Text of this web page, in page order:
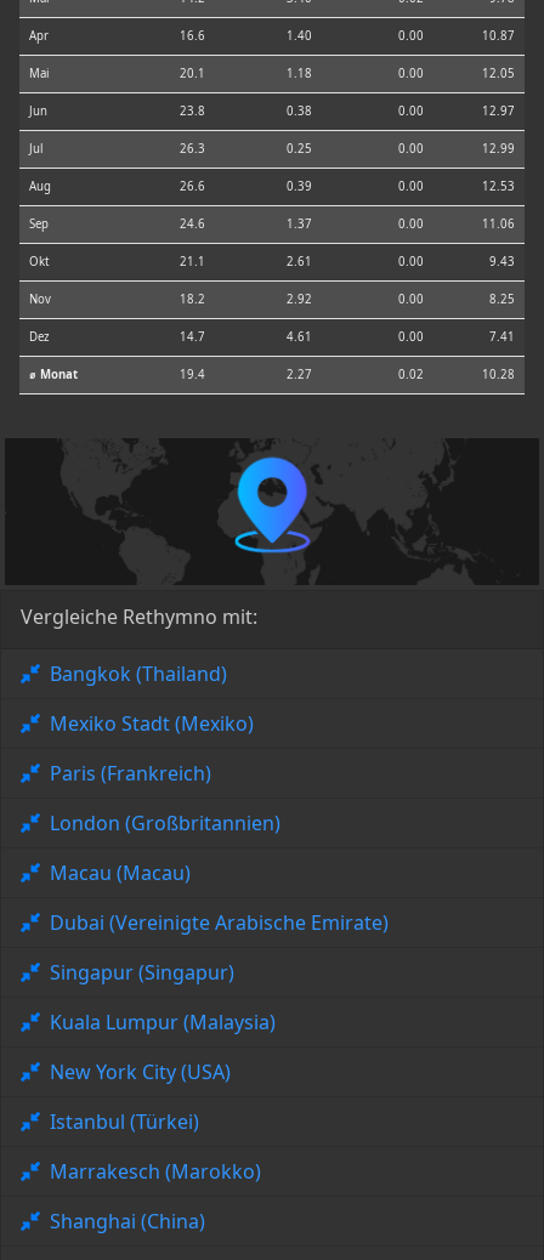
Apr 16.6 1.40 0.00 10.87
Mai 20.1 1.18 0.00 12.05
Jun 23.8 0.38 0.00 12.97
Jul 26.3 0.25 0.00 12.99
Aug 26.6 0.39 0.00 12.53
Sep 24.6 1.37 0.00 11.06
Okt 21.1 2.61 0.00 9.43
Nov 18.2 2.92 0.00 8.25
Dez 14.7 4.61 0.00 7.41
⌀ Monat 19.4 2.27 0.02 10.28
Vergleiche Rethymno mit:
Bangkok (Thailand)
Mexiko Stadt (Mexiko)
Paris (Frankreich)
London (Großbritannien)
Macau (Macau)
Dubai (Vereinigte Arabische Emirate)
Singapur (Singapur)
Kuala Lumpur (Malaysia)
New York City (USA)
Istanbul (Türkei)
Marrakesch (Marokko)
Shanghai (China)